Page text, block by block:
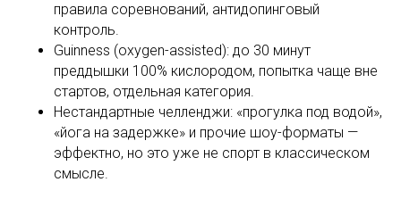
правила соревнований, антидопинговый
контроль.
Guinness (oxygen-assisted): до 30 минут
преддышки 100% кислородом, попытка чаще вне
стартов, отдельная категория.
Нестандартные челленджи: «прогулка под водой»,
«йога на задержке» и прочие шоу-форматы —
эффектно, но это уже не спорт в классическом
смысле.